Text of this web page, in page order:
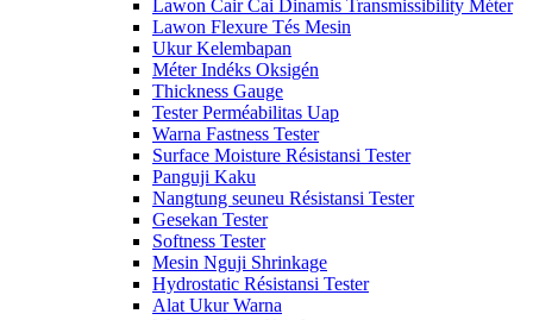
Lawon Cair Cai Dinamis Transmissibility Méter
Lawon Flexure Tés Mesin
Ukur Kelembapan
Méter Indéks Oksigén
Thickness Gauge
Tester Perméabilitas Uap
Warna Fastness Tester
Surface Moisture Résistansi Tester
Panguji Kaku
Nangtung seuneu Résistansi Tester
Gesekan Tester
Softness Tester
Mesin Nguji Shrinkage
Hydrostatic Résistansi Tester
Alat Ukur Warna